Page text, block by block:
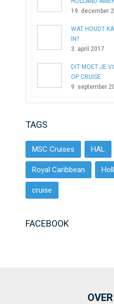
19. december
WAT HOUDT
IN?
3. april 2017
DIT MOET JE
OP CRUISE
9. september
TAGS
MSC Cruises HAL
Royal Caribbean
cruise
FACEBOOK